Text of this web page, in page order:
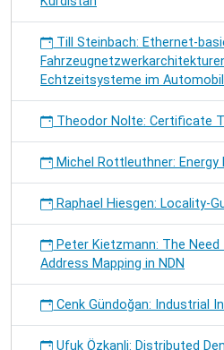
Till Steinbach: Ethernet-
Echtzeitsysteme im Automobil
Theodor Nolte: Certificate
Michel Rottleuthner:
Raphael Hiesgen: Locality-
Peter Kietzmann: The
Address Mapping in NDN
Cenk Gündoğan: Industrial
Ufuk Özkanli: Distributed